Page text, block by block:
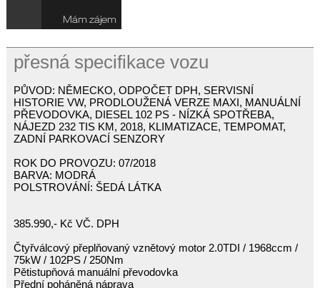
přesná specifikace vozu
PŮVOD: NĚMECKO, ODPOČET DPH, SERVISNÍ
HISTORIE VW, PRODLOUŽENÁ VERZE MAXI, MANUÁLNÍ
PŘEVODOVKA, DIESEL 102 PS - NÍZKÁ SPOTŘEBA,
NÁJEZD 232 TIS KM, 2018, KLIMATIZACE, TEMPOMAT,
ZADNÍ PARKOVACÍ SENZORY
ROK DO PROVOZU: 07/2018
BARVA: MODRÁ
POLSTROVÁNÍ: ŠEDÁ LÁTKA
385.990,- Kč VČ. DPH
Čtyřválcový přeplňovaný vznětový motor 2.0TDI / 1968ccm /
75kW / 102PS / 250Nm
Pětistupňová manuální převodovka
Přední poháněná náprava